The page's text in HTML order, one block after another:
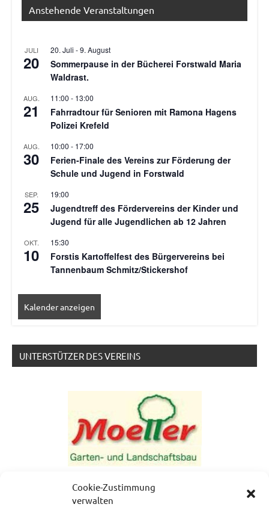
Cookie-Zustimmung
verwalten
Anstehende Veranstaltungen
JULI
20
20. Juli -9. August
Sommerpause in der Bücherei Forstwald Maria
Waldrast.
AUG.
21
11:00 - 13:00
Fahrradtour für Senioren mit Ramona Hagens
Polizei Krefeld
AUG.
30
10:00 - 17:00
Ferien-Finale des Vereins zur Förderung der
Schule und Jugend in Forstwald
SEP.
25
19:00
Jugendtreff des Fördervereins der Kinder und
Jugend für alle Jugendlichen ab 12 Jahren
OKT.
10
15:30
Forstis Kartoffelfest des Bürgervereins bei
Tannenbaum Schmitz/Stickershof
Kalender anzeigen
UNTERSTÜTZER DES VEREINS